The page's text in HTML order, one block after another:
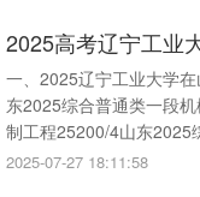
2025高考辽宁工业
一、2025辽宁工业大学
东2025综合普通类一段
制工程25200/4山东2025
程45200/4山东2025综合
2025-07-27 18:11:58